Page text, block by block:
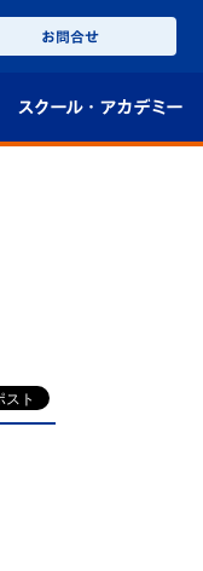
お問合せ
スクール・ アカデミー
スクール